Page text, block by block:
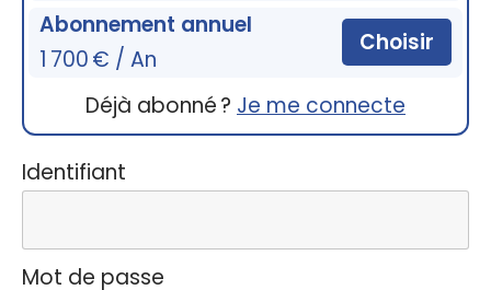
Abonnement annuel
1 700 € / An
Choisir
Déjà abonné ? Je me connecte
Identifiant
Mot de passe